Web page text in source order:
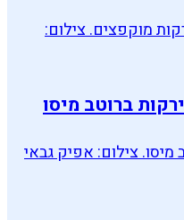
ברוטב מיסו